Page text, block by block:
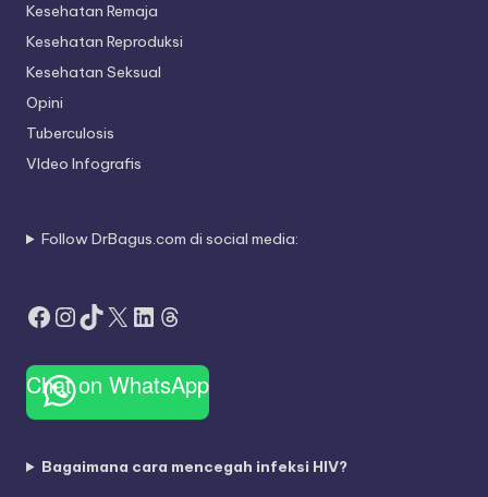
Kesehatan Remaja
Kesehatan Reproduksi
Kesehatan Seksual
Opini
Tuberculosis
VIdeo Infografis
Follow DrBagus.com di social media:
Facebook
Instagram
TikTok
X LinkedIn
Threads
Chat on WhatsApp
Bagaimana cara mencegah infeksi HIV?